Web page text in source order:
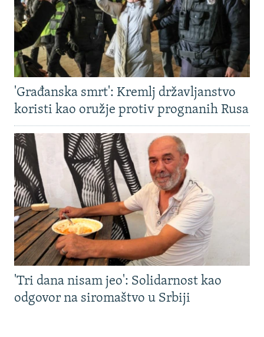
'Građanska smrt': Kremlj državljanstvo
koristi kao oružje protiv prognanih Rusa
'Tri dana nisam jeo': Solidarnost kao
odgovor na siromaštvo u Srbiji